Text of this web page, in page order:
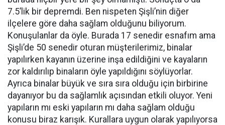
7.5’lik bir depremdi. Ben nispeten Şişli’nin diğer
ilçelere göre daha sağlam olduğunu biliyorum.
Konuşulanlar da öyle. Burada 17 senedir esnafım ama
Şişli’de 50 senedir oturan müşterilerimiz, binalar
yapılırken kayanın üzerine inşa edildiğini ve kayaların
zor kaldırılıp binaların öyle yapıldığını söylüyorlar.
Ayrıca binalar büyük ve sıra sıra olduğu için birbirine
dayanıyor bu da sağlamlık açısından etkili oluyor. Yeni
yapıların mı eski yapıların mı daha sağlam olduğu
konusu biraz karışık. Kurallara uygun olarak yapılıyorsa